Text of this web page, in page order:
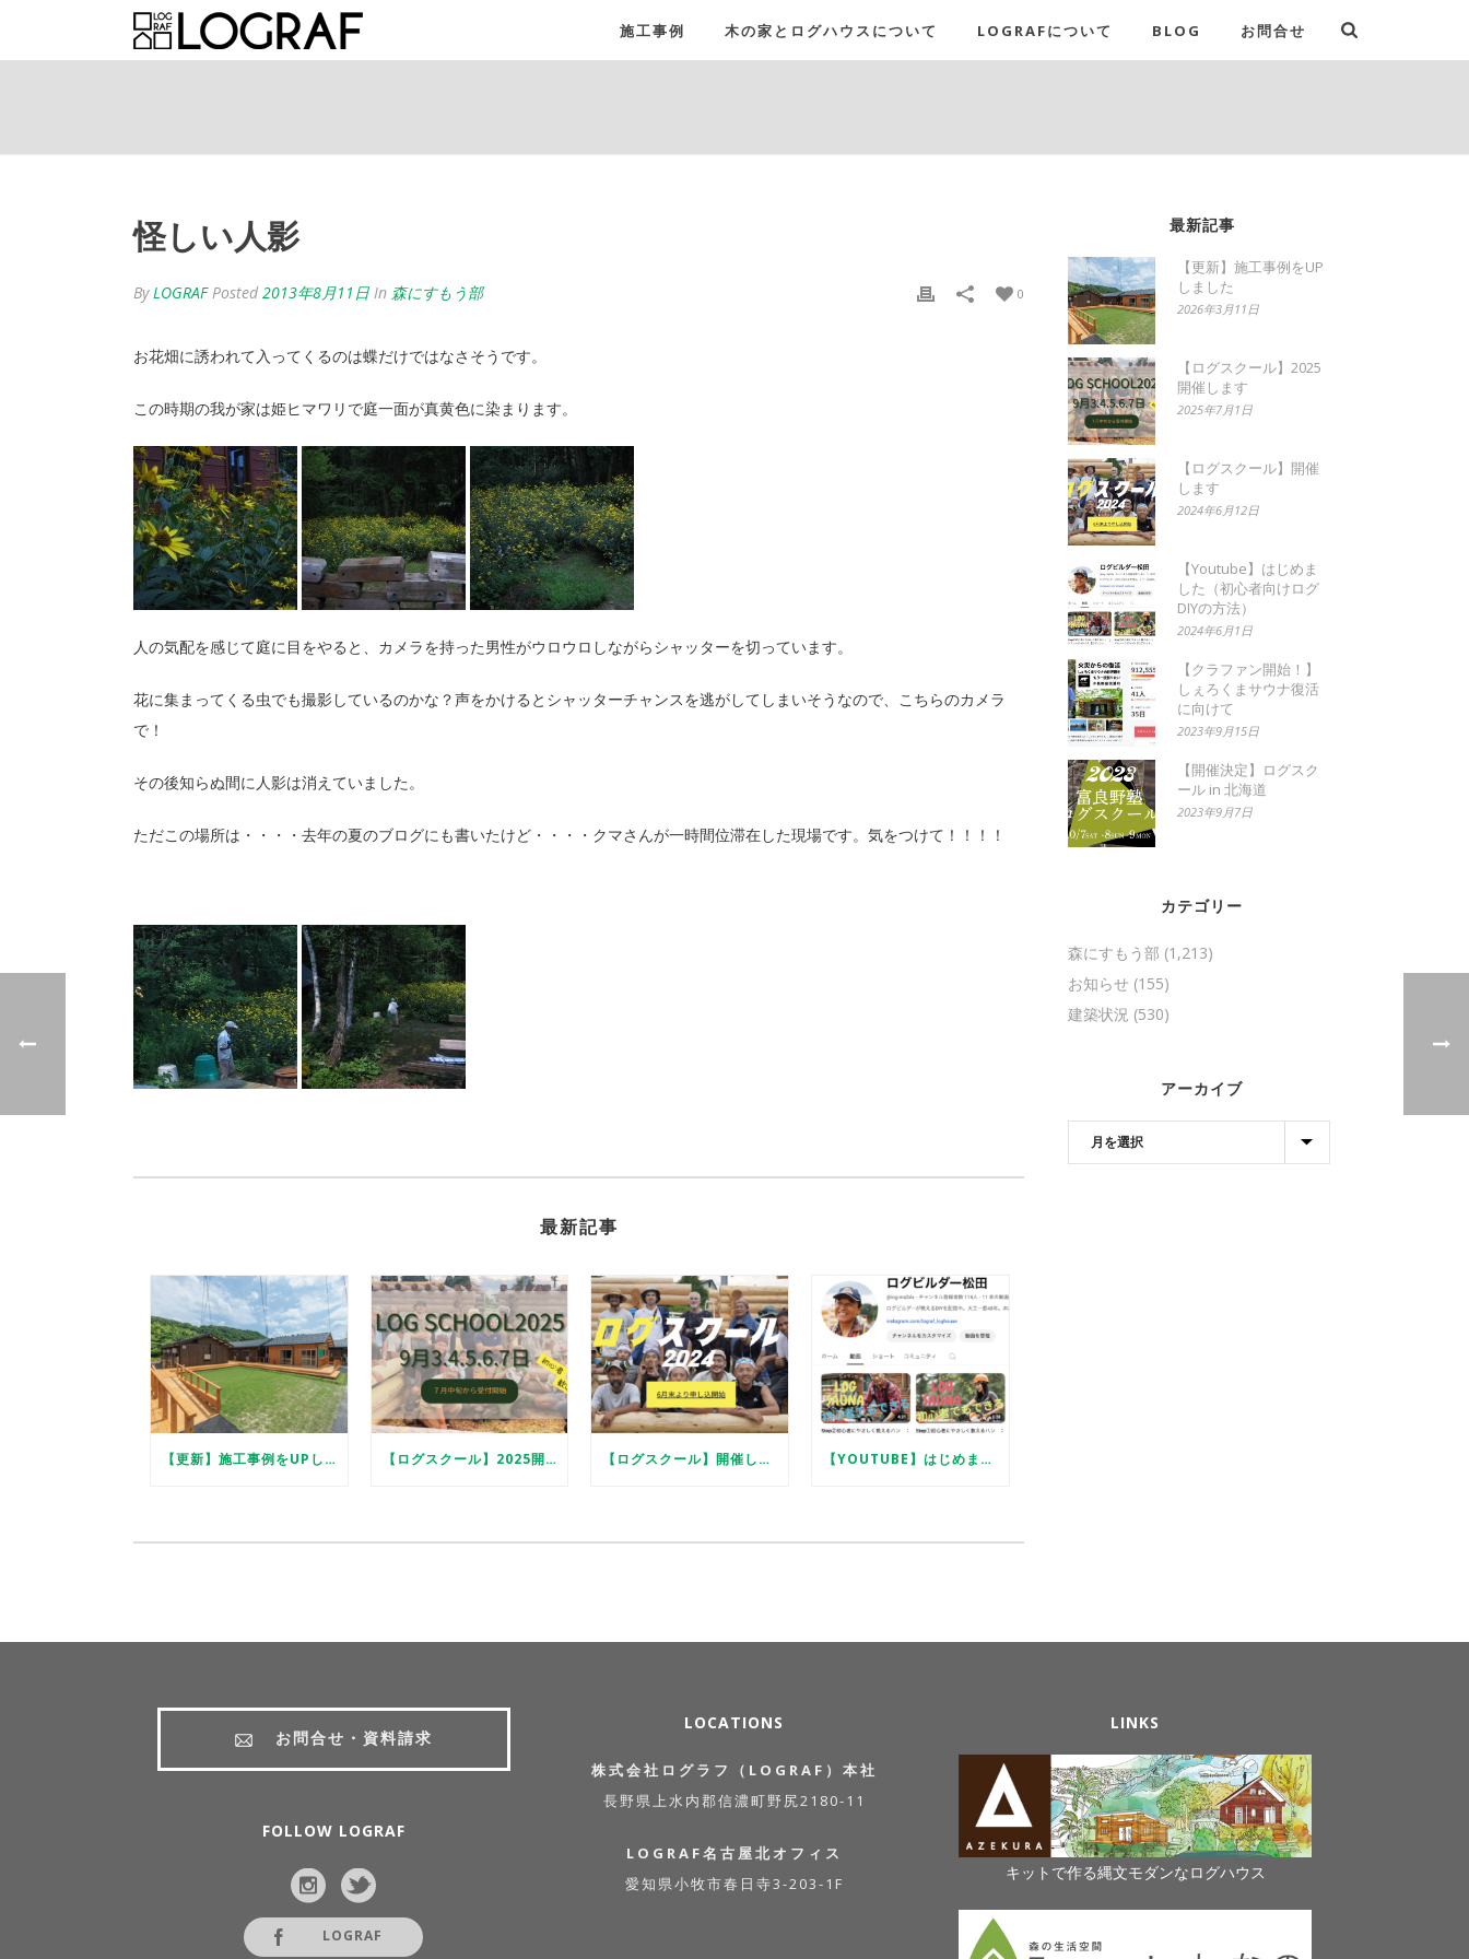
施工事例 木の家とログハウスについて LOGRAFについて BLOG お問合せ
怪しい人影
ByLOGRAF Posted 2013年8月11日 In 森にすもう部 0
お花畑に誘われて入ってくるのは蝶だけではなさそうです。
この時期の我が家は姫ヒマワリで庭一面が真黄色に染まります。
人の気配を感じて庭に目をやると、カメラを持った男性がウロウロしながらシャッターを切っています。
花に集まってくる虫でも撮影しているのかな？声をかけるとシャッターチャンスを逃がしてしまいそうなので、こちらのカメラ
で！
その後知らぬ間に人影は消えていました。
ただこの場所は・・・・去年の夏のブログにも書いたけど・・・・クマさんが一時間位滞在した現場です。気をつけて！！！！
最新記事
【更新】施工事例をUPしました 【ログスクール】2025開催します 【ログスクール】開催します 【YOUTUBE】はじめました（初心者向けログDIYの方法）
最新記事
【更新】施工事例をUP
しました
2026年3月11日
【ログスクール】2025
開催します
2025年7月1日
【ログスクール】開催
します
2024年6月12日
【Youtube】はじめま
した（初心者向けログ
DIYの方法）
2024年6月1日
【クラファン開始！】
しぇろくまサウナ復活
に向けて
2023年9月15日
【開催決定】ログスク
ール in 北海道
2023年9月7日
カテゴリー
森にすもう部 (1,213)
お知らせ (155)
建築状況 (530)
アーカイブ
お問合せ・資料請求
FOLLOW LOGRAF
LOGRAF
LOCATIONS
株式会社ログラフ（LOGRAF）本社
長野県上水内郡信濃町野尻2180-11
LOGRAF名古屋北オフィス
愛知県小牧市春日寺3-203-1F
LINKS
キットで作る縄文モダンなログハウス